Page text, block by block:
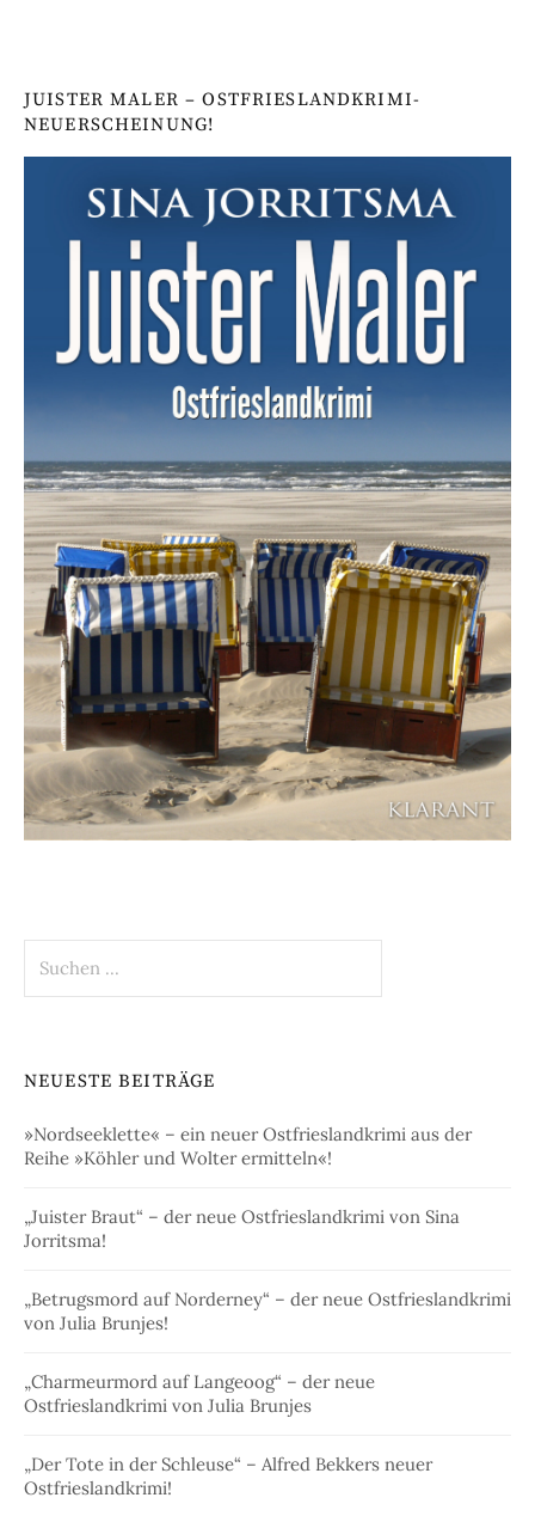
JUISTER MALER – OSTFRIESLANDKRIMI-
NEUERSCHEINUNG!
nach:
NEUESTE BEITRÄGE
»Nordseeklette« – ein neuer Ostfrieslandkrimi aus der
Reihe »Köhler und Wolter ermitteln«!
„Juister Braut“ – der neue Ostfrieslandkrimi von Sina
Jorritsma!
„Betrugsmord auf Norderney“ – der neue Ostfrieslandkrimi
von Julia Brunjes!
„Charmeurmord auf Langeoog“ – der neue
Ostfrieslandkrimi von Julia Brunjes
„Der Tote in der Schleuse“ – Alfred Bekkers neuer
Ostfrieslandkrimi!